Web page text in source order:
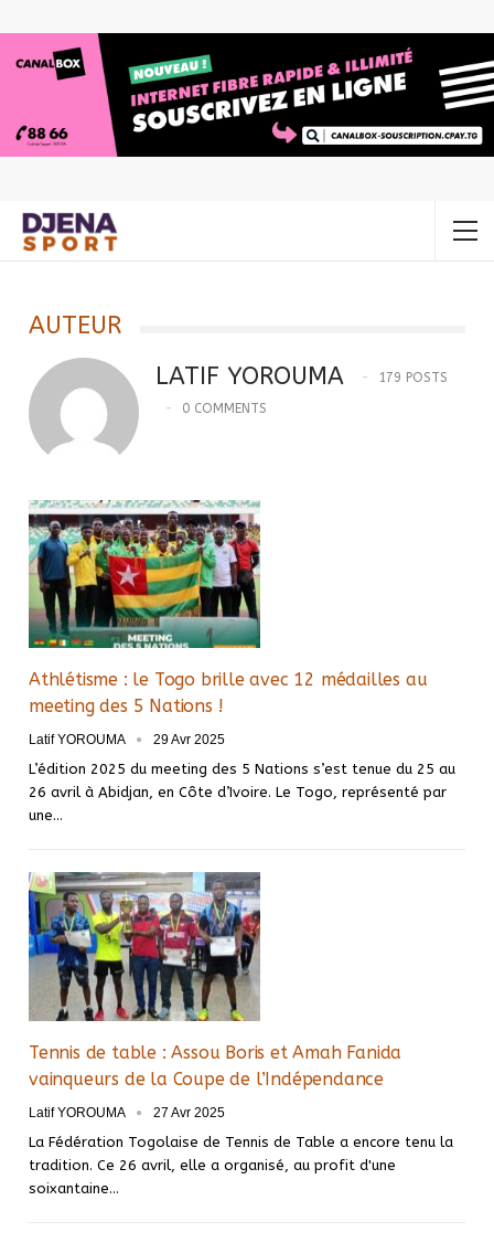
AUTEUR
LATIF YOROUMA
179 POSTS
0 COMMENTS
Athlétisme : le Togo brille avec 12 médailles au
meeting des 5 Nations !
Latif YOROUMA 29 Avr 2025
L’édition 2025 du meeting des 5 Nations s’est tenue du 25 au
26 avril à Abidjan, en Côte d’Ivoire. Le Togo, représenté par
une…
Tennis de table : Assou Boris et Amah Fanida
vainqueurs de la Coupe de l’Indépendance
Latif YOROUMA 27 Avr 2025
La Fédération Togolaise de Tennis de Table a encore tenu la
tradition. Ce 26 avril, elle a organisé, au profit d'une
soixantaine…